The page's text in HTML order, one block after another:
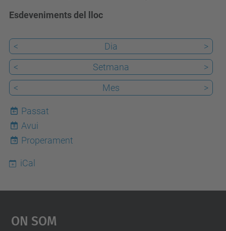
Esdeveniments del lloc
< Dia
>
<
Setmana
>
<
Mes >
Passat
8
Avui
Properament
iCal
On Som